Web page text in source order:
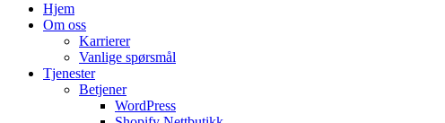
Hjem
Om oss
Karrierer
Vanlige spørsmål
Tjenester
Betjener
WordPress